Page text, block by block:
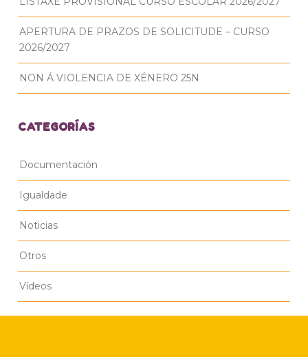
APERTURA DE PRAZOS DE SOLICITUDE – CURSO
2026/2027
NON Á VIOLENCIA DE XÉNERO 25N
CATEGORÍAS
Documentación
Igualdade
Noticias
Otros
Vídeos